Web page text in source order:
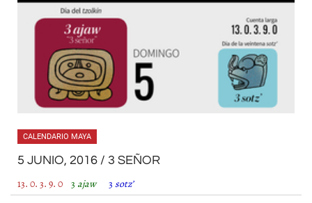
CALENDARIO MAYA
5 JUNIO, 2016 / 3 SEÑOR
13. 0. 3. 9. 0 3 ajaw 3 sotz’